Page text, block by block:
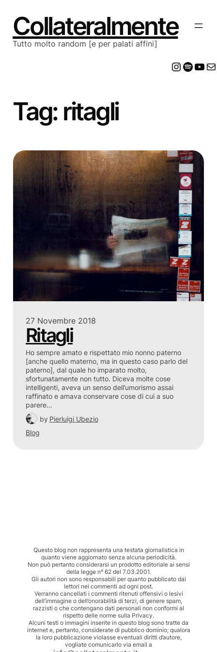
contenuto
Collateralmente
Tutto molto random [e per palati affini]
Tag: ritagli
27 Novembre 2018
Ritagli
Ho sempre amato e rispettato mio nonno paterno
[anche quello materno, ma in questo caso parlo del
paterno], dal quale ho imparato molto,
sfortunatamente non tutto. Diceva molte cose
intelligenti, aveva un senso dell’umorismo assai
raffinato e amava conservare cose di cui a suo
parere…
by Pierluigi Ubezio
Blog
Questo blog non rappresenta una testata giornalistica in
quanto viene aggiornato senza alcuna periodicità.
Non può pertanto considerarsi un prodotto editoriale ai sensi
della legge n° 62 del 7.03.2001.
Gli autori non sono responsabili per quanto pubblicato dai
lettori nei commenti ad ogni post.
Verranno cancellati i commenti ritenuti offensivi o lesivi
dell’immagine o dell’onorabilità di terzi, di genere spam,
razzisti o che contengano dati personali non conformi al
rispetto delle norme sulla Privacy.
Alcuni testi o immagini inserite in questo blog sono tratte da
internet e, pertanto, considerate di pubblico dominio; qualora
la loro pubblicazione violasse eventuali diritti d’autore,
vogliate comunicarlo via email a